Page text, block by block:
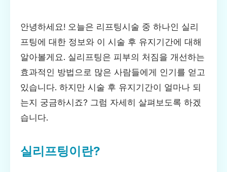
안녕하세요! 오늘은 리프팅시술 중 하나인 실리
프팅에 대한 정보와 이 시술 후 유지기간에 대해
알아볼게요. 실리프팅은 피부의 처짐을 개선하는
효과적인 방법으로 많은 사람들에게 인기를 얻고
있습니다. 하지만 시술 후 유지기간이 얼마나 되
는지 궁금하시죠? 그럼 자세히 살펴보도록 하겠
습니다.
실리프팅이란?